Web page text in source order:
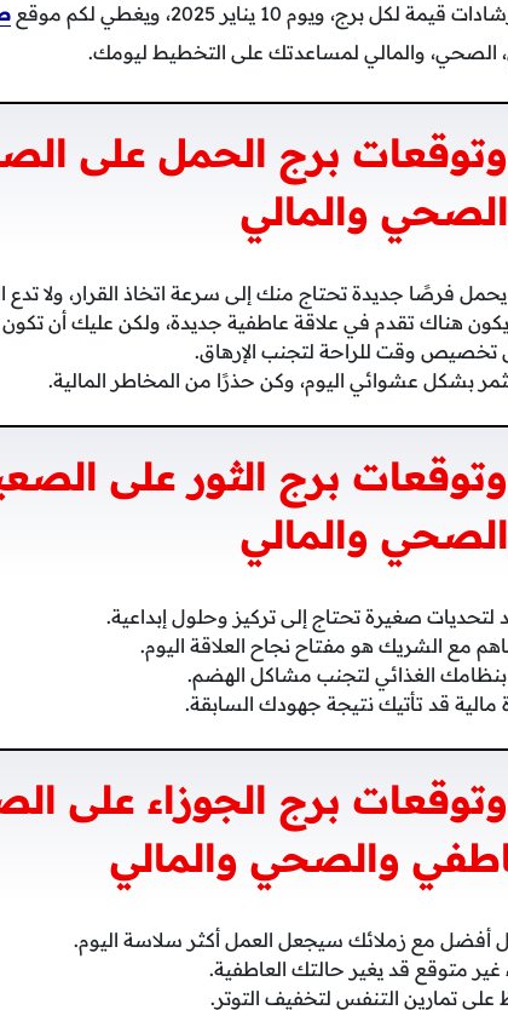
ويوم 10 يناير 2025، ويغطي لكم موقع
الصحي، والمالي لمساعدتك على التخطيط ليومك.
برج الحمل على
والمالي
يحمل فرصًا جديدة تحتاج منك إلى سرعة اتخاذ القرار، ولا
هناك تقدم في علاقة عاطفية جديدة، ولكن عليك أن
تخصيص وقت للراحة لتجنب الإرهاق.
بشكل عشوائي اليوم، وكن حذرًا من المخاطر المالية.
برج الثور على
والمالي
لتحديات صغيرة تحتاج إلى تركيز وحلول إبداعية.
مع الشريك هو مفتاح نجاح العلاقة اليوم.
بنظامك الغذائي لتجنب مشاكل الهضم.
مالية قد تأتيك نتيجة جهودك السابقة.
برج الجوزاء على
والصحي والمالي
أفضل مع زملائك سيجعل العمل أكثر سلاسة اليوم.
غير متوقع قد يغير حالتك العاطفية.
على تمارين التنفس لتخفيف التوتر.